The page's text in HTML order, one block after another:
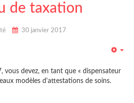
de taxation
30 janvier 2017
vous devez, en tant que « dispensateur
modèles d'attestations de soins.